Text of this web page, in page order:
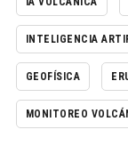
INTELIGENCIA
GEOFÍSICA
MONITOREO